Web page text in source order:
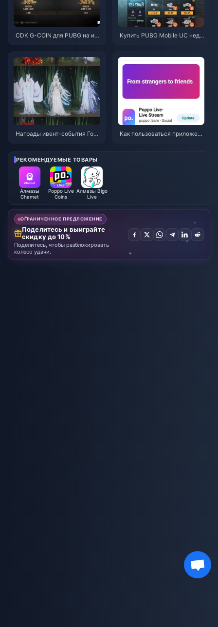
CDK G-COIN для PUBG на ию
ег?
Купить PUBG Mobile UC недо
стоимость, лучшие наборы и
безопасное пополнение
Награды ивент-события Горн
к, валюта и приоритеты
Как пользоваться приложени
РЕКОМЕНДУЕМЫЕ ТОВАРЫ
Алмазы
Chamet
Poppo Live
Coins
Алмазы Bigo
Live
ОГРАНИЧЕННОЕ ПРЕДЛОЖЕНИЕ
Поделитесь и выиграйте
скидку до 10%
Поделитесь, чтобы разблокировать
колесо удачи.